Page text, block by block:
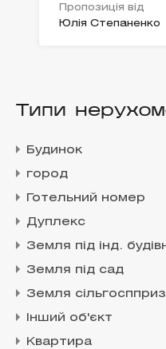
Пропозиція від
Юлія Степаненко
Типи
Будинок
город
Готельний номер
Дуплекс
Земля під інд.
Земля під сад
Земля
Інший об'єкт
Квартира